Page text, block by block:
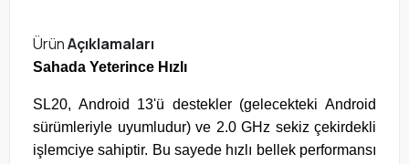
ÜrünAçıklamaları
Sahada Yeterince Hızlı
SL20, Android 13'ü destekler (gelecekteki Android
sürümleriyle uyumludur) ve 2.0 GHz sekiz çekirdekli
işlemciye sahiptir. Bu sayede hızlı bellek performansı